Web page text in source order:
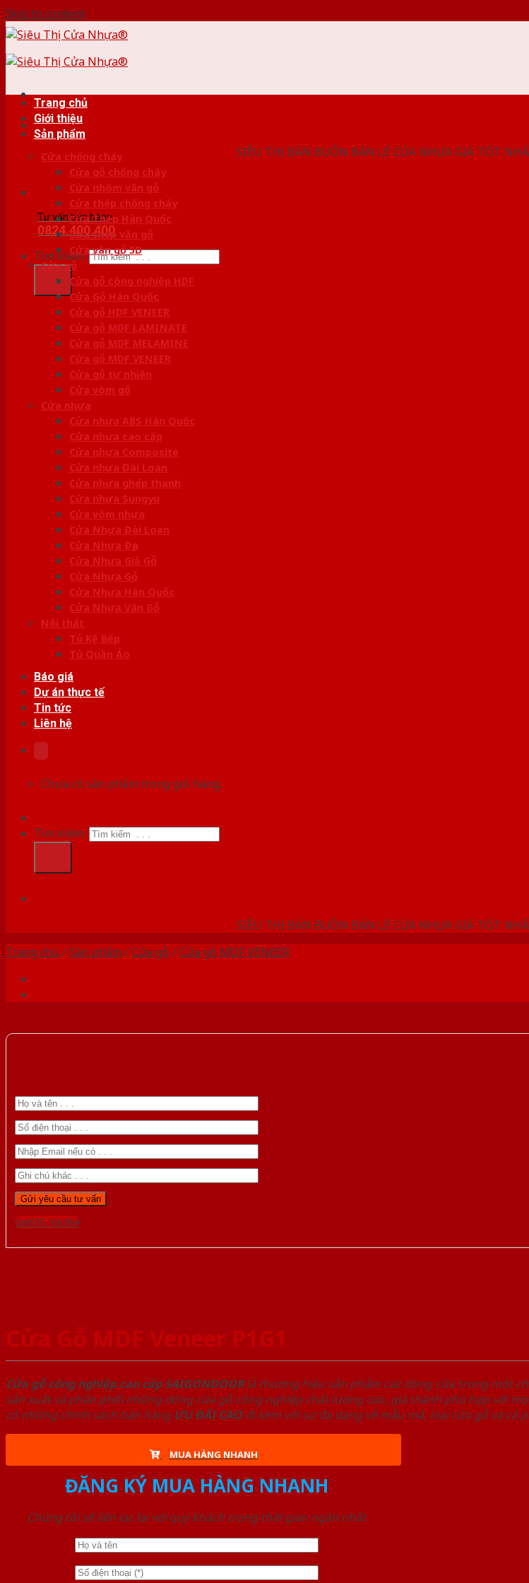
Skip to content
SIÊU THỊ BÁN BUÔN BÁN LẺ CỬA NHỰA GIÁ TỐT
Tư vấn bán hàng
0824.400.400
Tìm kiếm:
Trang chủ
Giới thiệu
Sản phẩm
Cửa chống cháy
Cửa gỗ chống cháy
Cửa nhôm vân gỗ
Cửa thép chống cháy
Cửa Thép Hàn Quốc
Cửa thép vân gỗ
Cửa vân gỗ 5D
Cửa gỗ
Cửa gỗ công nghiệp HDF
Cửa Gỗ Hàn Quốc
Cửa gỗ HDF VENEER
Cửa gỗ MDF LAMINATE
Cửa gỗ MDF MELAMINE
Cửa gỗ MDF VENEER
Cửa gỗ tự nhiên
Cửa vòm gỗ
Cửa nhựa
Cửa nhựa ABS Hàn Quốc
Cửa nhựa cao cấp
Cửa nhựa Composite
Cửa nhựa Đài Loan
Cửa nhựa ghép thanh
Cửa nhựa Sungyu
Cửa vòm nhựa
Cửa Nhựa Đài Loan
Cửa Nhựa Đẹp
Cửa Nhựa Giả Gỗ
Cửa Nhựa Gỗ
Cửa Nhựa Hàn Quốc
Cửa Nhựa Vân Gỗ
Nội thất
Tủ Kệ Bếp
Tủ Quần Áo
Báo giá
Dự án thực tế
Tin tức
Liên hệ
Chưa có sản phẩm trong giỏ hàng.
Tìm kiếm:
SIÊU THỊ BÁN BUÔN BÁN LẺ CỬA NHỰA GIÁ TỐT
Trang chủ /Sản phẩm /Cửa gỗ /Cửa gỗ MDF VENEER
Gọi 0976.169.864
Cửa Gỗ MDF Veneer P1G1
Cửa gỗ công nghiệp cao cấp SAIGONDOORlà thương hiệu sản phẩm các dòng cửa trong một
sản xuất và phân phối những dòng cửa gỗ công nghiệp chất lượng cao, giá thành phù hợp với
có những chính sách bán hàng ƯU ĐÃI CAOđi kèm với sự đa dạng về mẫu mã, loại cửa gỗ và cả
MUA HÀNG NHANH
ĐĂNG KÝ MUA HÀNG NHANH
Chúng tôi sẽ liên lạc lại với quý khách trong thời gian ngắn nhất